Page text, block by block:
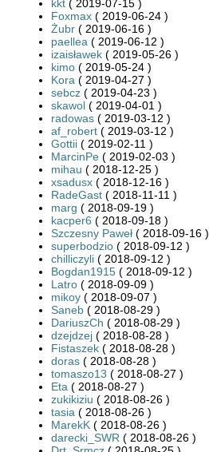
kkt ( 2019-07-15 )
Foxmax ( 2019-06-24 )
Żubr ( 2019-06-16 )
paellea ( 2019-06-12 )
izaisławek ( 2019-05-26 )
kimo ( 2019-05-24 )
Kora ( 2019-04-27 )
sebcz ( 2019-04-23 )
skawol ( 2019-04-01 )
radowas ( 2019-03-12 )
af_robert ( 2019-03-12 )
Gottii ( 2019-02-11 )
MarcinPe ( 2019-02-03 )
mihau ( 2018-12-25 )
xsadusx ( 2018-12-16 )
RadeGast ( 2018-11-11 )
marg ( 2018-09-19 )
kacper6 ( 2018-09-18 )
Szczesny Paweł ( 2018-09-16 )
superbodzio ( 2018-09-12 )
chilliczyli ( 2018-09-12 )
Bogdan1915 ( 2018-09-12 )
Latro ( 2018-09-09 )
mikoy ( 2018-09-07 )
Saneb ( 2018-08-29 )
DariuszCh ( 2018-08-29 )
dzejdzej ( 2018-08-28 )
Fistaszek ( 2018-08-28 )
doras ( 2018-08-28 )
tomaszo13 ( 2018-08-27 )
Eta ( 2018-08-27 )
zukikiziu ( 2018-08-26 )
tasia ( 2018-08-26 )
MarekK ( 2018-08-26 )
darecki_SWR ( 2018-08-26 )